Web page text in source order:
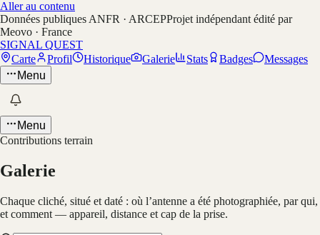
Aller au contenu
Données publiques ANFR · ARCEPProjet indépendant édité par
Meovo · France
SIGNAL QUEST
Carte
Profil Historique Galerie Stats Badges
Messages
Menu
Menu
Contributions terrain
Galerie
Chaque cliché, situé et daté : où l’antenne a été photographiée, par qui,
et comment — appareil, distance et cap de la prise.